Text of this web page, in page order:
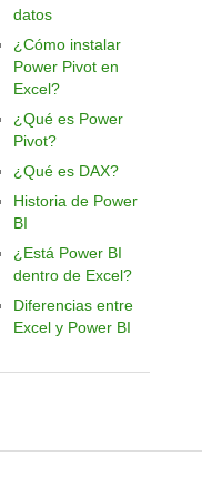
datos
¿Cómo instalar
Power Pivot en
Excel?
¿Qué es Power
Pivot?
¿Qué es DAX?
Historia de Power
BI
¿Está Power BI
dentro de Excel?
Diferencias entre
Excel y Power BI